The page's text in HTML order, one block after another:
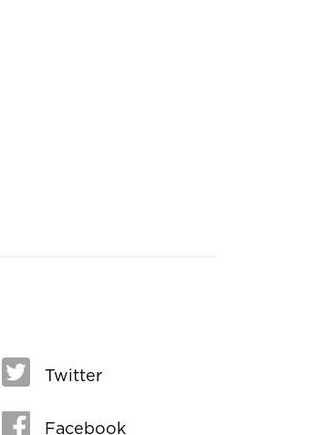
Twitter
Facebook